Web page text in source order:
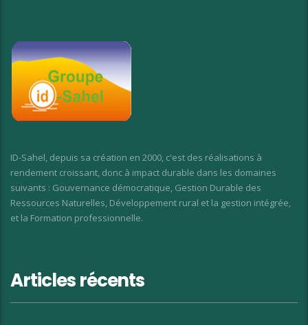
ID-Sahel, depuis sa création en 2000, c'est des réalisations à
rendement croissant, donc à impact durable dans les domaines
suivants : Gouvernance démocratique, Gestion Durable des
Ressources Naturelles, Développement rural et la gestion intégrée,
et la Formation professionnelle.
Articles récents